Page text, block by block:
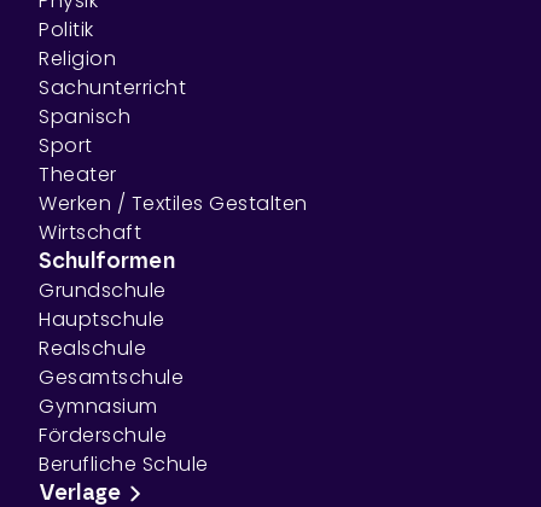
Politik
Religion
Sachunterricht
Spanisch
Sport
Theater
Werken / Textiles Gestalten
Wirtschaft
Schulformen
Grundschule
Hauptschule
Realschule
Gesamtschule
Gymnasium
Förderschule
Berufliche Schule
Verlage